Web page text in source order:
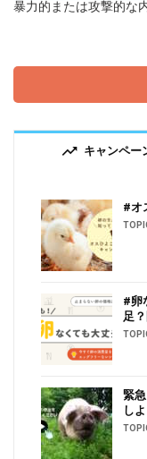
暴力的または攻撃的な
trending_up キャンペー
#オ
#卵
足
緊
しよ